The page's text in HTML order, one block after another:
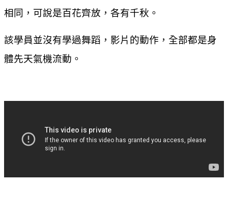
相同，可說是百花齊放，各有千秋。
該學員並沒有學過舞蹈，影片的動作，全部都是身
體先天氣機流動。